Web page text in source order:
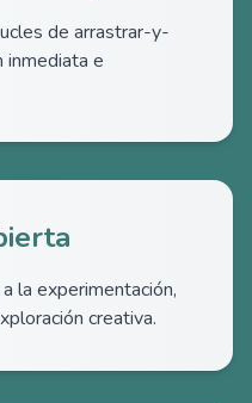
de arrastrar-y-
inmediata e
la experimentación,
creativa.